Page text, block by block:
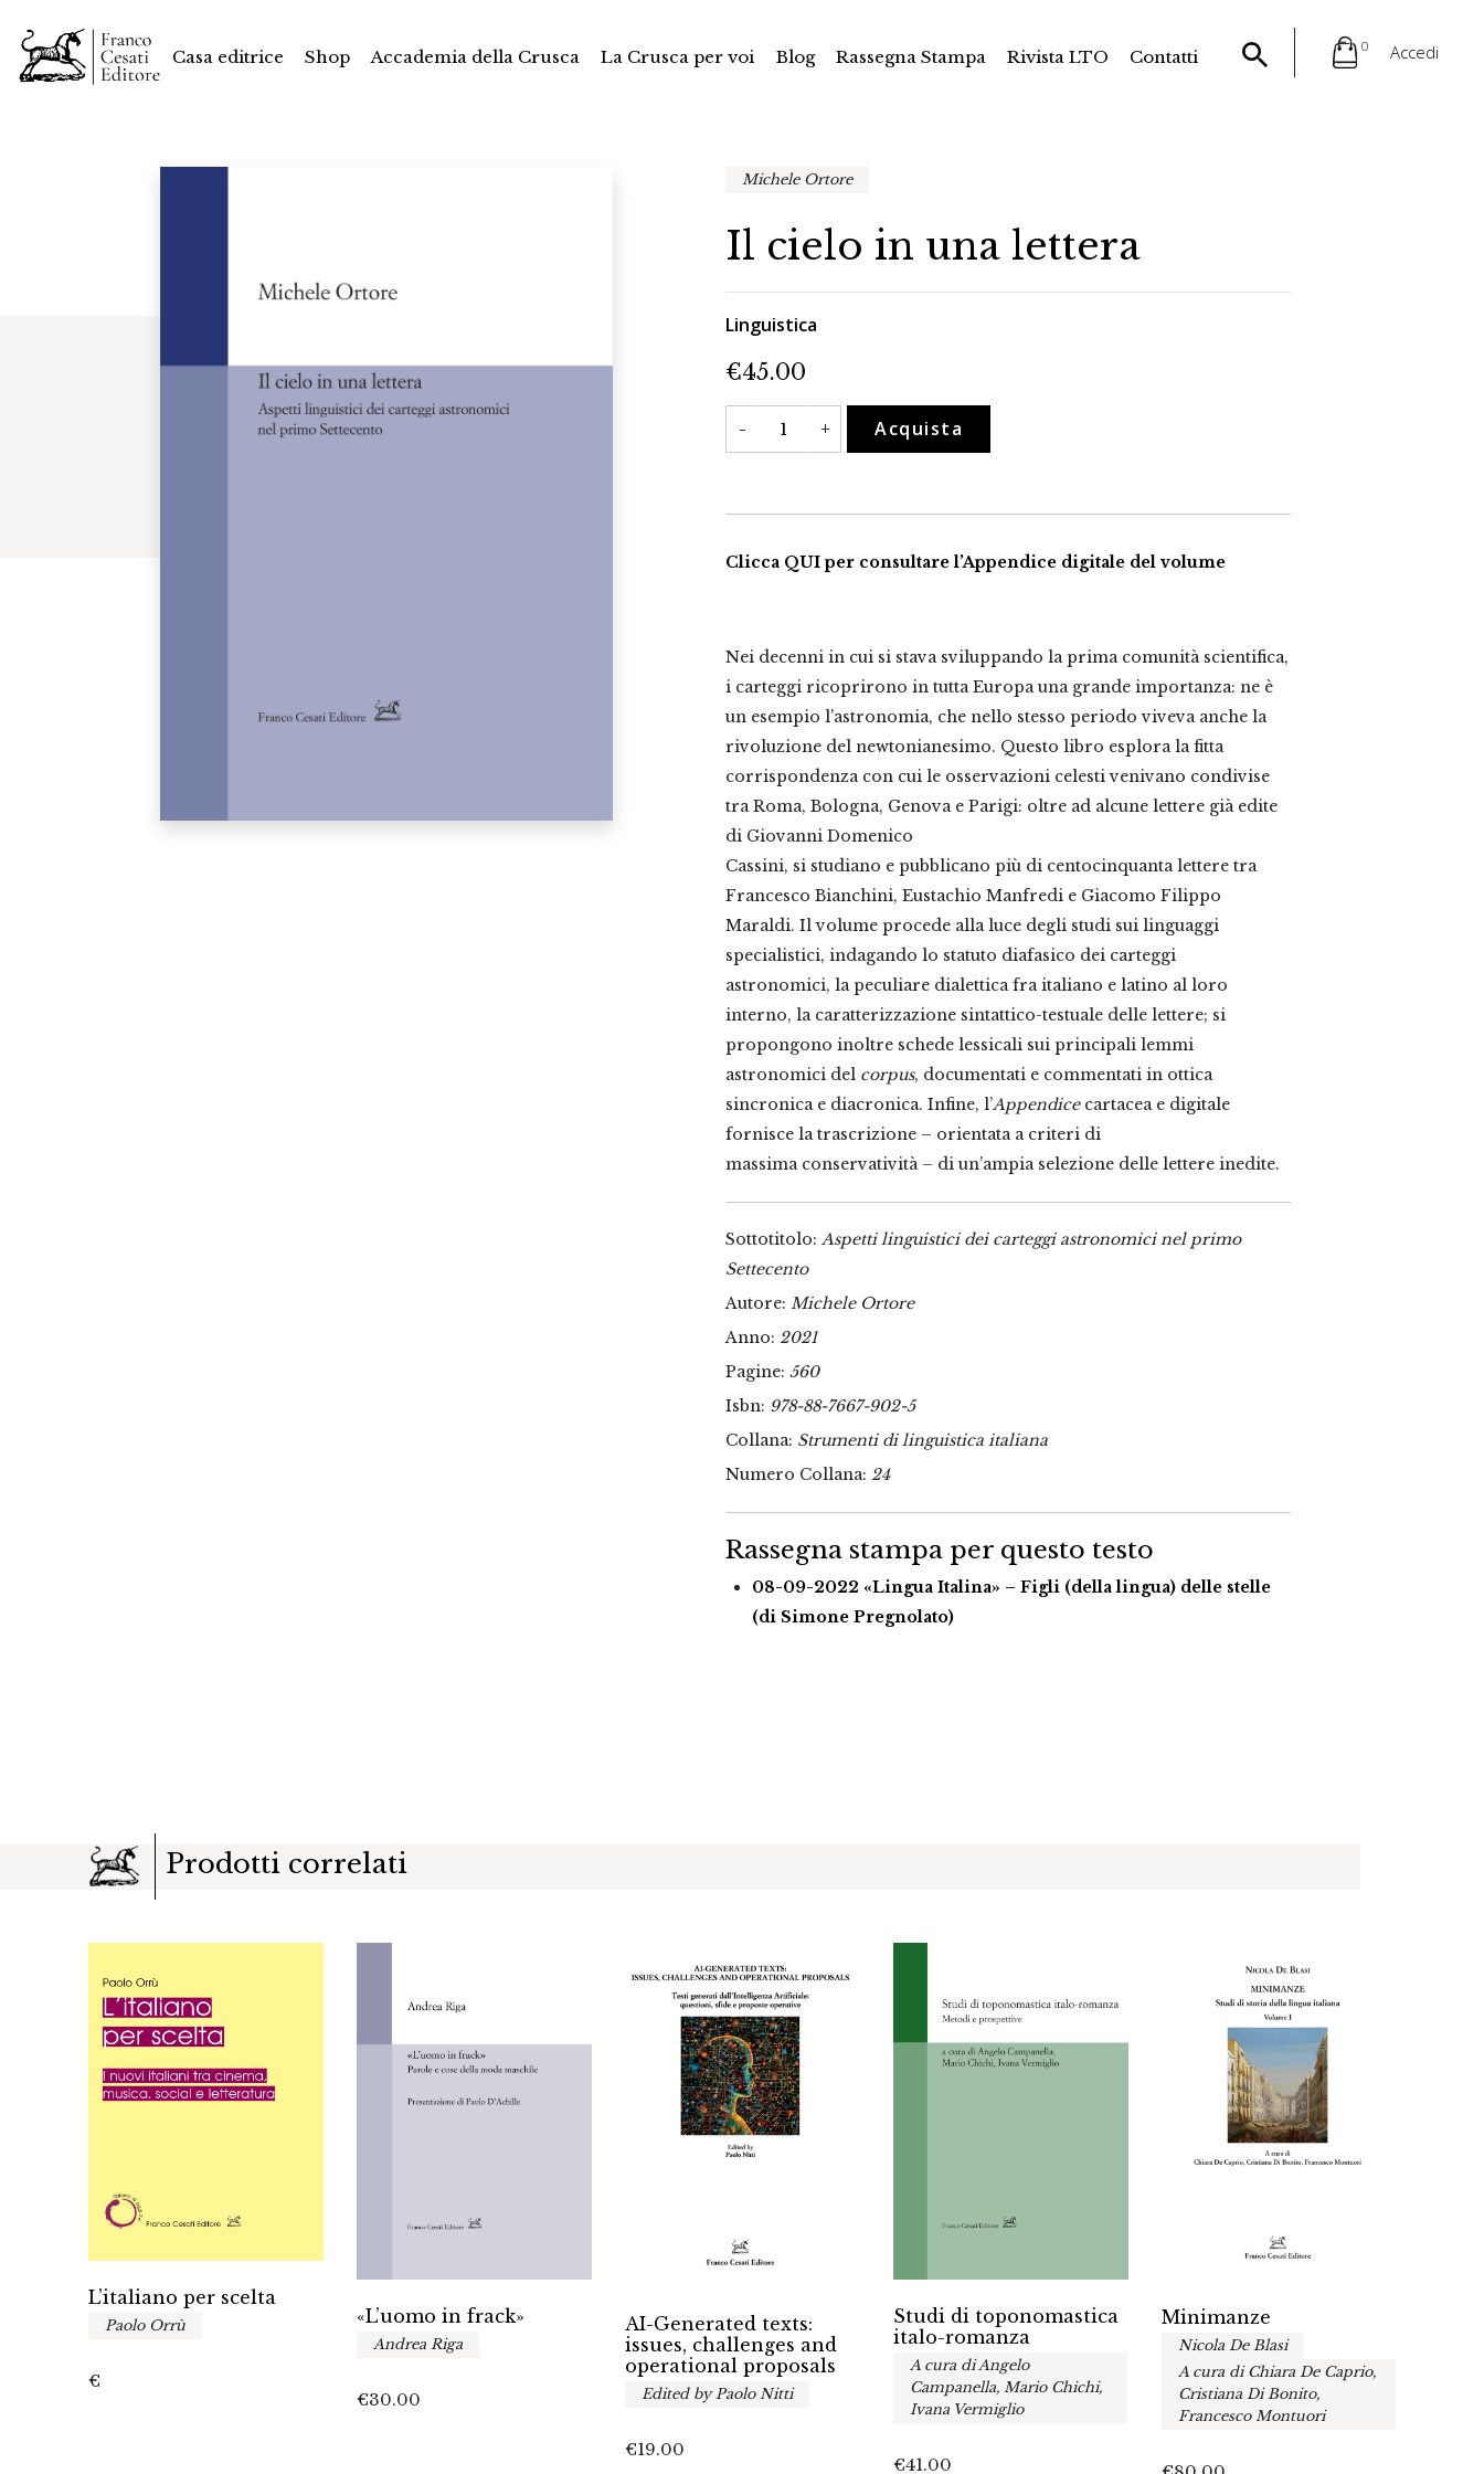
Casa editrice Shop Accademia della Crusca La Crusca per voi Blog Rassegna Stampa Rivista LTO Contatti
0 Accedi
Michele Ortore
Il cielo in una lettera
Linguistica
€45.00
-
Il
cielo
in
+ Acquista
Clicca QUI per consultare l’Appendice digitale del volume
Nei decenni in cui si stava sviluppando la prima comunità scientifica,
i carteggi ricoprirono in tutta Europa una grande importanza: ne è
un esempio l’astronomia, che nello stesso periodo viveva anche la
rivoluzione del newtonianesimo. Questo libro esplora la fitta
corrispondenza con cui le osservazioni celesti venivano condivise
tra Roma, Bologna, Genova e Parigi: oltre ad alcune lettere già edite
di Giovanni Domenico
Cassini, si studiano e pubblicano più di centocinquanta lettere tra
Francesco Bianchini, Eustachio Manfredi e Giacomo Filippo
Maraldi. Il volume procede alla luce degli studi sui linguaggi
specialistici, indagando lo statuto diafasico dei carteggi
astronomici, la peculiare dialettica fra italiano e latino al loro
interno, la caratterizzazione sintattico-testuale delle lettere; si
propongono inoltre schede lessicali sui principali lemmi
astronomici del corpus, documentati e commentati in ottica
sincronica e diacronica. Infine, l’Appendicecartacea e digitale
fornisce la trascrizione – orientata a criteri di
massima conservatività – di un’ampia selezione delle lettere inedite.
Sottotitolo: Aspetti linguistici dei carteggi astronomici nel primo
Settecento
Autore: Michele Ortore
Anno: 2021
Pagine: 560
Isbn: 978-88-7667-902-5
Collana: Strumenti di linguistica italiana
Numero Collana: 24
Rassegna stampa per questo testo
08-09-2022 «Lingua Italina» – Figli (della lingua) delle stelle
(di Simone Pregnolato)
Prodotti correlati
L’italiano per scelta
Paolo Orrù
€
«L’uomo in frack»
Andrea Riga
€30.00
AI-Generated texts:
issues, challenges and
operational proposals
Edited by Paolo Nitti
€19.00
Studi di toponomastica
italo-romanza
A cura di Angelo
Campanella, Mario Chichi,
Ivana Vermiglio
€41.00
Minimanze
Nicola De Blasi
A cura di Chiara De Caprio,
Cristiana Di Bonito,
Francesco Montuori